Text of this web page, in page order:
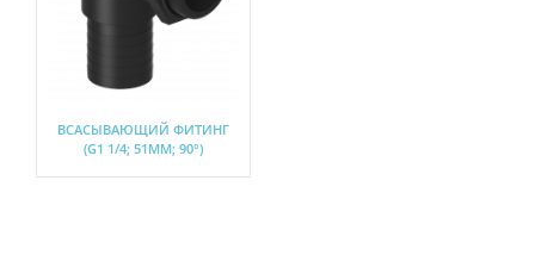
ВСАСЫВАЮЩИЙ ФИТИНГ
(G1 1/4; 51ММ; 90°)